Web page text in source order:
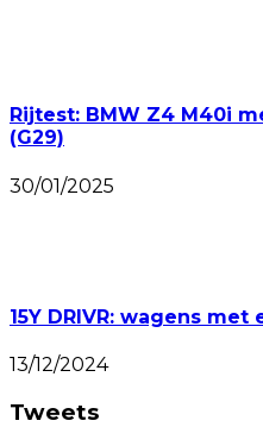
Rijtest: BMW Z4 M40i
(G29)
30/01/2025
15Y DRIVR: wagens
13/12/2024
Tweets